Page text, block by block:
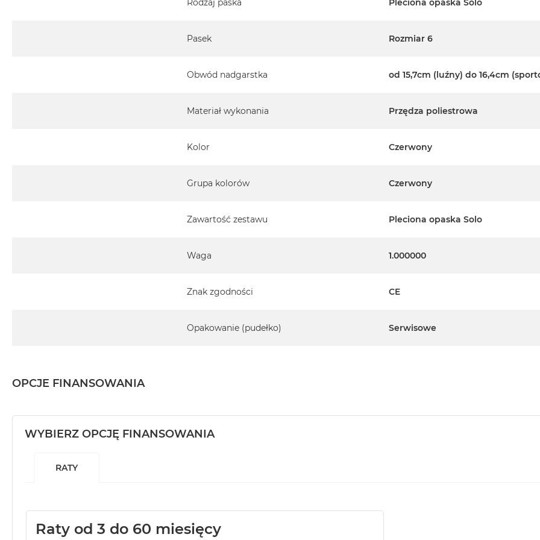
Rodzaj paska Pleciona opaska Solo
Pasek Rozmiar 6
Obwód nadgarstka od 15,7cm (luźny) do 16,4cm
Materiał wykonania Przędza poliestrowa
Kolor Czerwony
Grupa kolorów Czerwony
Zawartość zestawu Pleciona opaska Solo
Waga 1.000000
Znak zgodności CE
Opakowanie (pudełko) Serwisowe
OPCJE FINANSOWANIA
WYBIERZ OPCJĘ FINANSOWANIA
RATY
Raty od 3 do 60 miesięcy